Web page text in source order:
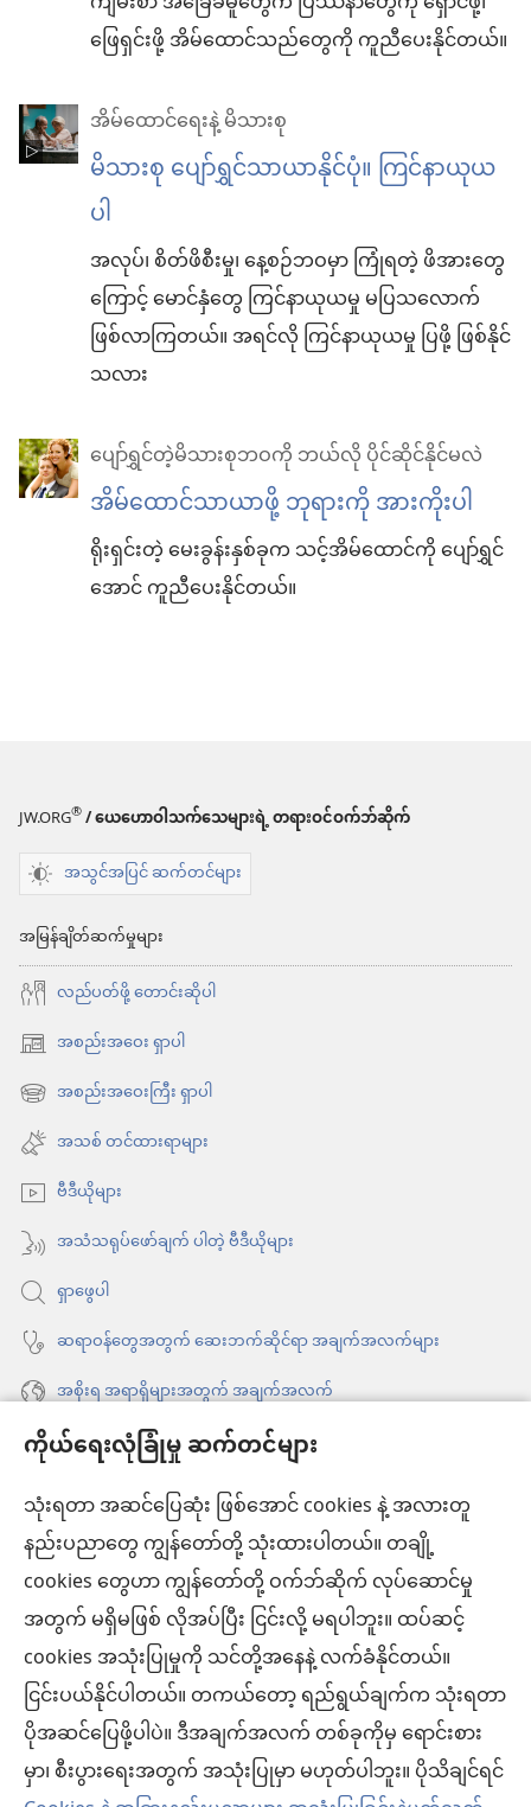
ကိုယ်ရေးလုံခြုံမှု ဆက်တင်များ
သုံးရတာ အဆင်ပြေဆုံး ဖြစ်အောင် cookies နဲ့ အလားတူ
နည်းပညာတွေ ကျွန်တော်တို့ သုံးထားပါတယ်။ တချို့
cookies တွေဟာ ကျွန်တော်တို့ ဝက်ဘ်ဆိုက် လုပ်ဆောင်မှု
အတွက် မရှိမဖြစ် လိုအပ်ပြီး ငြင်းလို့ မရပါဘူး။ ထပ်ဆင့်
cookies အသုံးပြုမှုကို သင်တို့အနေနဲ့ လက်ခံနိုင်တယ်။
ငြင်းပယ်နိုင်ပါတယ်။ တကယ်တော့ ရည်ရွယ်ချက်က သုံးရတာ
ပိုအဆင်ပြေဖို့ပါပဲ။ ဒီအချက်အလက် တစ်ခုကိုမှ ရောင်းစား
မှာ၊ စီးပွားရေးအတွက် အသုံးပြုမှာ မဟုတ်ပါဘူး။ ပိုသိချင်ရင်
ဖြေရှင်းဖို့ အိမ်ထောင်သည်တွေကို ကူညီပေးနိုင်တယ်။
အိမ်ထောင်ရေးနဲ့ မိသားစု
မိသားစု ပျော်ရွှင်သာယာနိုင်ပုံ။ ကြင်နာယုယ
ပါ
အလုပ်၊ စိတ်ဖိစီးမှု၊ နေ့စဉ်ဘဝမှာ ကြုံရတဲ့ ဖိအားတွေ
ကြောင့် မောင်နှံတွေ ကြင်နာယုယမှု မပြသလောက်
ဖြစ်လာကြတယ်။ အရင်လို ကြင်နာယုယမှု ပြဖို့ ဖြစ်နိုင်
သလား
ပျော်ရွှင်တဲ့မိသားစုဘဝကို ဘယ်လို ပိုင်ဆိုင်နိုင်မလဲ
အိမ်ထောင်သာယာဖို့ ဘုရားကို အားကိုးပါ
ရိုးရှင်းတဲ့ မေးခွန်းနှစ်ခုက သင့်အိမ်ထောင်ကို ပျော်ရွှင်
အောင် ကူညီပေးနိုင်တယ်။
JW.ORG®/ ယေဟောဝါသက်သေများရဲ့ တရားဝင်ဝက်ဘ်ဆိုက်
အသွင်အပြင် ဆက်တင်များ
အမြန်ချိတ်ဆက်မှုများ
လည်ပတ်ဖို့ တောင်းဆိုပါ
အစည်းအဝေး ရှာပါ
(window
အသစ်
င့်
နေ
ပါ
တယ်)
အစည်းအဝေးကြီး ရှာပါ
(window
အသစ်
င့်
နေ
ပါ
တယ်)
အသစ် တင်ထားရာများ
ဗီဒီယိုများ
အသံသရုပ်ဖော်ချက် ပါတဲ့ ဗီဒီယိုများ
ရှာဖွေပါ
ဆရာဝန်တွေအတွက် ဆေးဘက်ဆိုင်ရာ အချက်အလက်များ
အစိုးရ အရာရှိများအတွက် အချက်အလက်
အကူအညီ
အလှူငွေ
(window
အသစ်
ဖွ
င့်
နေ
ပါ
တယ်)
ကင်းမျှော်စင် အွန်လိုင်းစာကြည့်တိုက်™
(window
အသစ်
ဖွ
င့်
နေ
ပါ
တယ်)
JW Hub®
(window
အသစ်
ဖွ
င့်
နေ
JW Library®
ကင်းမျှော်စင် စာကြည့်တိုက်